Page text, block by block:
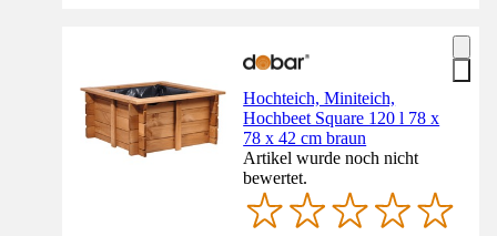
Hochteich, Miniteich,
Hochbeet Square 120 l 78 x
78 x 42 cm braun
Artikel wurde noch nicht
bewertet.